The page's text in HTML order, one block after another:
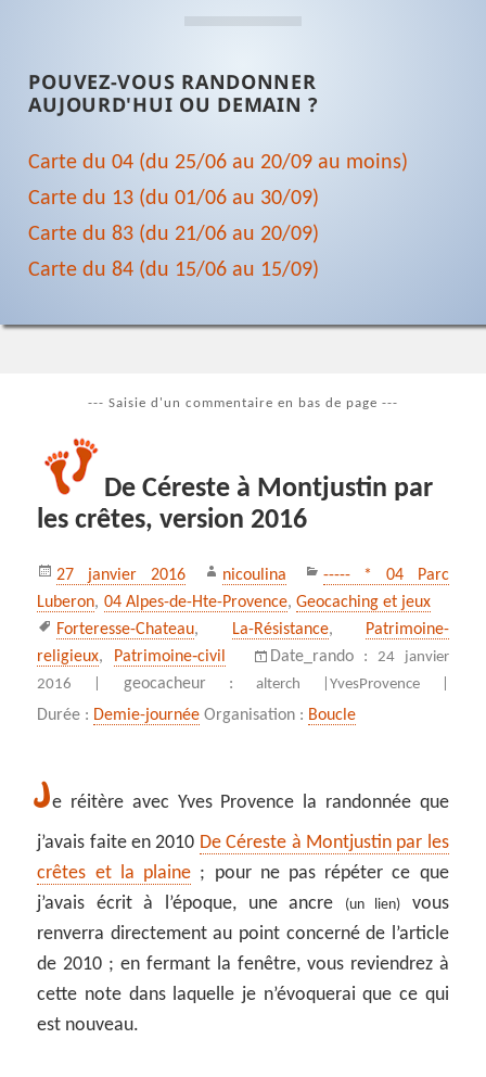
POUVEZ-VOUS RANDONNER
AUJOURD'HUI OU DEMAIN ?
Carte du 04 (du 25/06 au 20/09 au moins)
Carte du 13 (du 01/06 au 30/09)
Carte du 83 (du 21/06 au 20/09)
Carte du 84 (du 15/06 au 15/09)
--- Saisie d'un commentaire en bas de page ---
De Céreste à Montjustin par
les crêtes, version 2016
Publié
le
27 janvier 2016 Auteur
nicoulina Catégories
----- * 04 Parc
Luberon, 04 Alpes-de-Hte-Provence,Geocaching et jeux
Mots-
clés
Forteresse-Chateau, La-Résistance,
Patrimoine-
religieux, Patrimoine‑civil Date_rando :24 janvier
2016 |
geocacheur : alterch | YvesProvence |
Durée : Demie-journée Organisation : Boucle
Je réitère avec Yves Provence la randonnée que
j’avais faite en 2010 De Céreste à Montjustin par les
crêtes et la plaine ; pour ne pas répéter ce que
j’avais écrit à l’époque, une ancre
(un lien)
vous
renverra directement au point concerné de l’article
de 2010 ; en fermant la fenêtre, vous reviendrez à
cette note dans laquelle je n’évoquerai que ce qui
est nouveau.